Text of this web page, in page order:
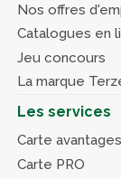
Nos offres
Catalogues en
Jeu concours
La marque
Les services
Carte avantages
Carte PRO